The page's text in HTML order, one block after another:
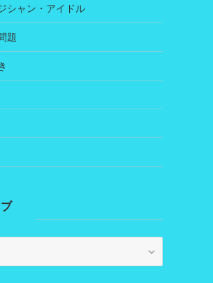
シャン・アイドル
題